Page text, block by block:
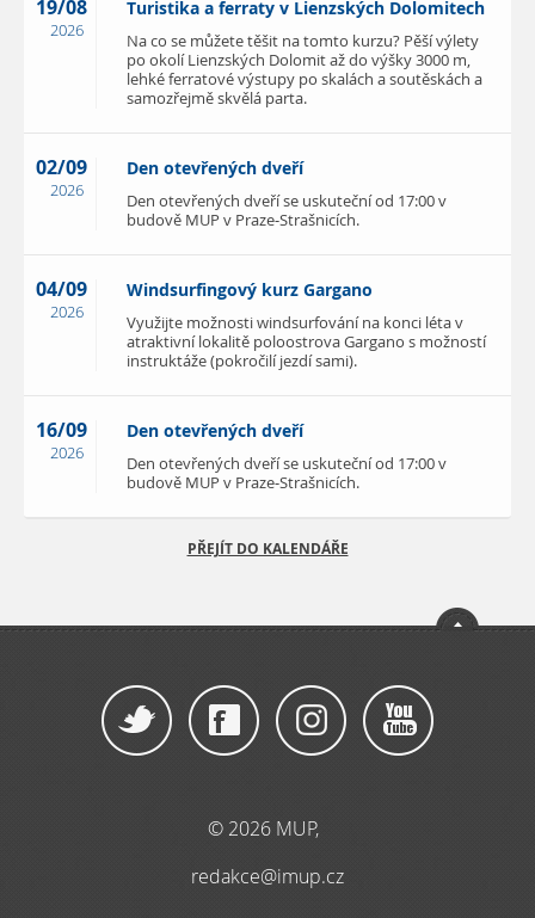
19/08
2026
Turistika a ferraty v Lienzských Dolomitech
Na co se můžete těšit na tomto kurzu? Pěší výlety
po okolí Lienzských Dolomit až do výšky 3000 m,
lehké ferratové výstupy po skalách a soutěskách a
samozřejmě skvělá parta.
02/09
2026
Den otevřených dveří
Den otevřených dveří se uskuteční od 17:00 v
budově MUP v Praze-Strašnicích.
04/09
2026
Windsurfingový kurz Gargano
Využijte možnosti windsurfování na konci léta v
atraktivní lokalitě poloostrova Gargano s možností
instruktáže (pokročilí jezdí sami).
16/09
2026
Den otevřených dveří
Den otevřených dveří se uskuteční od 17:00 v
budově MUP v Praze-Strašnicích.
PŘEJÍT DO KALENDÁŘE
© 2026 MUP,
redakce@imup.cz